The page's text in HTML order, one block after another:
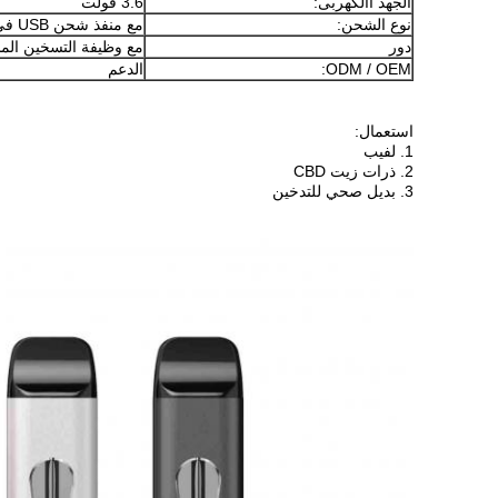
نوع الشحن:
مع منفذ شحن USB في الأسفل
دور
مع وظيفة التسخين
ODM / OEM:
الدعم
استعمال:
1. لفيب
2. ذرات زيت CBD
3. بديل صحي للتدخين